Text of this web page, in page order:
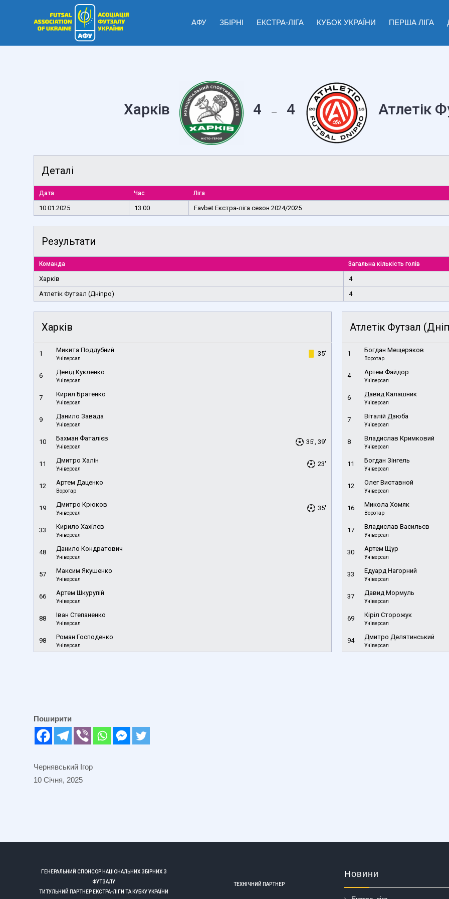
АФУ ЗБІРНІ ЕКСТРА-ЛІГА КУБОК УКРАЇНИ ПЕРША ЛІГА
Харків 4 — 4 Атлетік
Деталі
Дата Час Ліга
10.01.2025 13:00 Favbet Екстра-ліга сезон 2024/2025
Результати
Команда Загальна кількість голів
Харків
4
Атлетік Футзал (Дніпро)
4
Харків
1 Микита Поддубний
Універсал
35'
6 Девід Кукленко
Універсал
7 Кирил Братенко
Універсал
9 Данило Завада
Універсал
10 Бахман Фаталієв
Універсал
35', 39'
11 Дмитро Халін
Універсал
23'
12 Артем Даценко
Воротар
19 Дмитро Крюков
Універсал
35'
33 Кирило Хахілєв
Універсал
48 Данило Кондратович
Універсал
57 Максим Якушенко
Універсал
66 Артем Шкурупій
Універсал
88 Іван Степаненко
Універсал
98 Роман Господенко
Універсал
Атлетік Футзал
1 Богдан Мещеряков
Воротар
4 Артем Файдор
Універсал
6 Давид Калашник
Універсал
7 Віталій Дзюба
Універсал
8 Владислав Кримковий
Універсал
11 Богдан Зінгель
Універсал
12 Олег Виставной
Універсал
16 Микола Хомяк
Воротар
17 Владислав Васильєв
Універсал
30 Артем Щур
Універсал
33 Едуард Нагорний
Універсал
37 Давид Мормуль
Універсал
69 Кіріл Сторожук
Універсал
94 Дмитро Делятинський
Універсал
Поширити
Чернявський Ігор
10 Січня, 2025
ГЕНЕРАЛЬНИЙ СПОНСОР НАЦІОНАЛЬНИХ ЗБІРНИХ З
ФУТЗАЛУ
ТИТУЛЬНИЙ ПАРТНЕР ЕКСТРА-ЛІГИ ТА КУБКУ УКРАЇНИ
ТЕХНІЧНИЙ ПАРТНЕР
Новини